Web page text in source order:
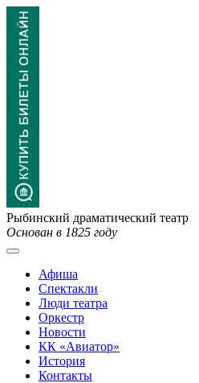
Рыбинский драматический театр
Основан в 1825 году
Афиша
Спектакли
Люди театра
Оркестр
Новости
КК «Авиатор»
История
Контакты